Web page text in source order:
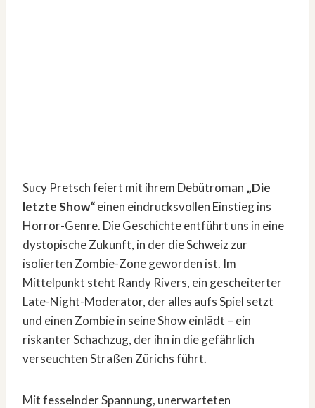
Sucy Pretsch feiert mit ihrem Debütroman „Die
letzte Show“einen eindrucksvollen Einstieg ins
Horror-Genre. Die Geschichte entführt uns in eine
dystopische Zukunft, in der die Schweiz zur
isolierten Zombie-Zone geworden ist. Im
Mittelpunkt steht Randy Rivers, ein gescheiterter
Late-Night-Moderator, der alles aufs Spiel setzt
und einen Zombie in seine Show einlädt – ein
riskanter Schachzug, der ihn in die gefährlich
verseuchten Straßen Zürichs führt.
Mit fesselnder Spannung, unerwarteten